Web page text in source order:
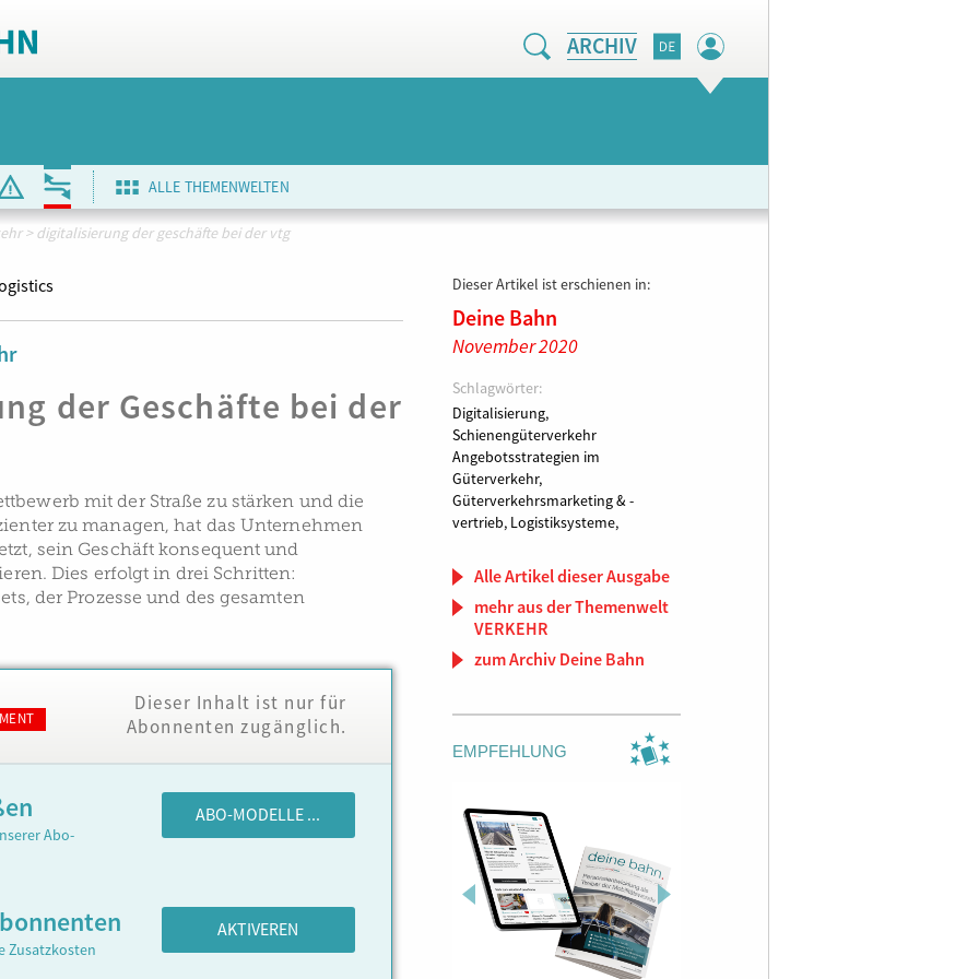
ARCHIV
ALLE THEMENWELTEN
>digitalisierung der geschäfte bei der vtg
der Geschäfte bei der
mit der Straße zu stärken und die
zu managen, hat das Unternehmen
sein Geschäft konsequent und
Dies erfolgt in drei Schritten:
der Prozesse und des gesamten
Dieser Inhalt ist nur für
Abonnenten zugänglich.
Abo-
ABO-MODELLE ...
Zusatzkosten
AKTIVEREN
Dieser Artikel ist erschienen in:
Deine Bahn
November 2020
Schlagwörter:
Digitalisierung,
Schienengüterverkehr
Angebotsstrategien im
Güterverkehr,
Güterverkehrsmarketing & -
vertrieb, Logistiksysteme,
Alle Artikel dieser Ausgabe
mehr aus der Themenwelt
VERKEHR
zum Archiv Deine Bahn
EMPFEHLUNG